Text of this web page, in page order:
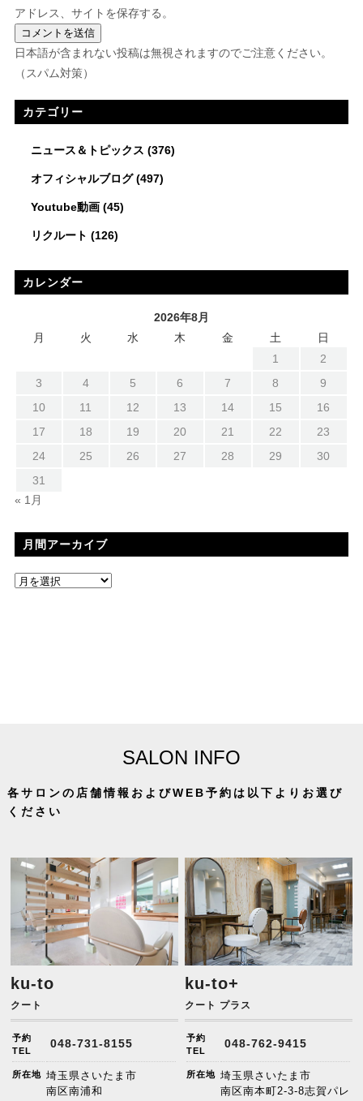
アドレス、サイトを保存する。
日本語が含まれない投稿は無視されますのでご注意ください。
（スパム対策）
カテゴリー
ニュース＆トピックス (376)
オフィシャルブログ(497)
Youtube動画(45)
リクルート (126)
カレンダー
2026年8月
月
火 水 木 金 土
日
1
2
3
4 5 6 7 8
9
10
11 12 13 14 15
16
17
18 19 20 21 22
23
24
25 26 27 28 29
30
31
« 1月
月間アーカイブ
SALON INFO
各サロンの店舗情報およびWEB予約は以下よりお選び
ください
ku-to
クート
予約
TEL
048-731-8155
所在地 埼玉県さいたま市
南区南浦和
ku-to+
クート プラス
予約
TEL
048-762-9415
所在地 埼玉県さいたま市
南区南本町2-3-8志賀パレ